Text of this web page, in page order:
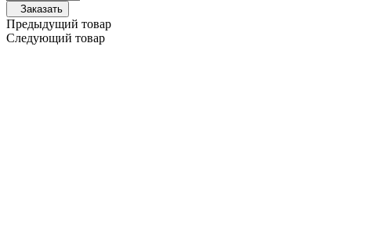
Заказать
Предыдущий товар
Следующий товар